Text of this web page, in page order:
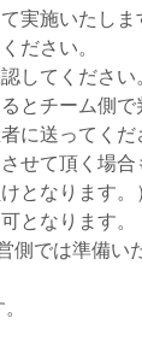
実施いたしま
ださい。
してください
とチーム側で
に送ってくだ
せて頂く場合
となります。
となります。
側では準備い